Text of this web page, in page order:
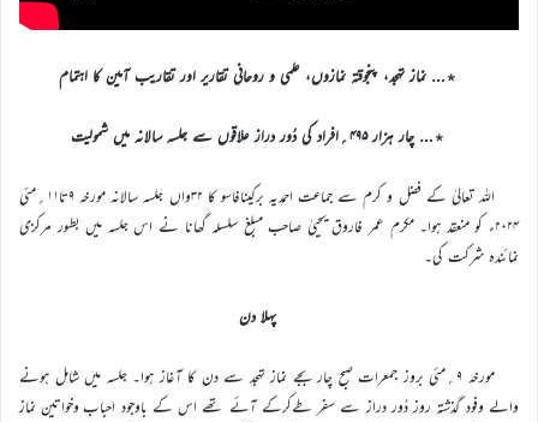
٭… نماز تہجد، پنجوقتہ نمازوں، علمی و روحانی تقاریر اور تقاریب آمین کا اہتمام
٭… چار ہزار ۴۹۵؍افراد کی دُور دراز علاقوں سے جلسہ سالانہ میں شمولیت
اللہ تعالیٰ کے فضل و کرم سے جماعت احمدیہ برکینافاسو کا ۳۲واں جلسہ سالانہ مورخہ ۹تا۱۱؍مئی
۲۰۲۴ء کو منعقد ہوا۔ مکرم عمر فاروق یحییٰ صاحب مبلغ سلسلہ گھانا نے اس جلسہ میں بطور مرکزی
نمائندہ شرکت کی۔
پہلا دن
مورخہ ۹؍مئی بروز جمعرات صبح چار بجے نماز تہجد سے دن کا آغاز ہوا۔ جلسہ میں شامل ہونے
والے وفود گذشتہ روز دُور دراز سے سفر طےکرکے آئے تھے اس کے باوجود احباب وخواتین نماز